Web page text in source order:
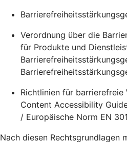
Verordnung über die
für Produkte und
Richtlinien für barrierefreie
Content Accessibility
/ Europäische Norm EN
Nach diesen Rechtsgrundlagen